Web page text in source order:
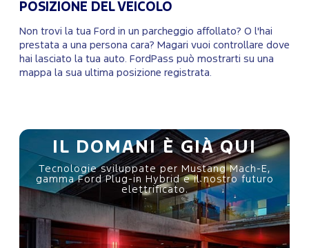
POSIZIONE DEL VEICOLO
Non trovi la tua Ford in un parcheggio affollato? O l'hai
prestata a una persona cara? Magari vuoi controllare dove
hai lasciato la tua auto. FordPass può mostrarti su una
mappa la sua ultima posizione registrata.
IL DOMANI È GIÀ QUI
Tecnologie sviluppate per Mustang Mach-E,
gamma Ford Plug-in Hybrid e il nostro futuro
elettrificato.